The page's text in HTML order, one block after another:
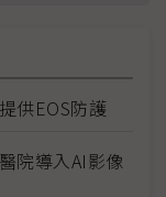
供EOS防護
院導入AI影像